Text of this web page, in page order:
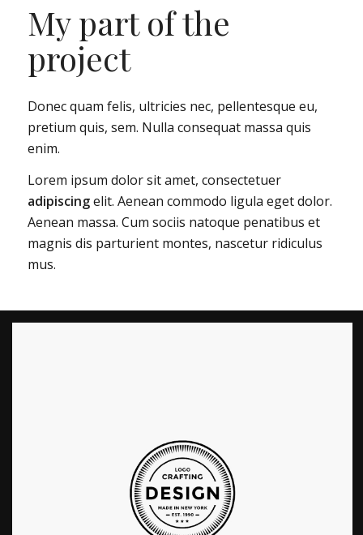
My part of the
project
Donec quam felis, ultricies nec, pellentesque eu,
pretium quis, sem. Nulla consequat massa quis
enim.
Lorem ipsum dolor sit amet, consectetuer
adipiscingelit. Aenean commodo ligula eget dolor.
Aenean massa. Cum sociis natoque penatibus et
magnis dis parturient montes, nascetur ridiculus
mus.